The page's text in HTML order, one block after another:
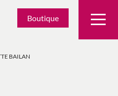
Boutique
BAILAN